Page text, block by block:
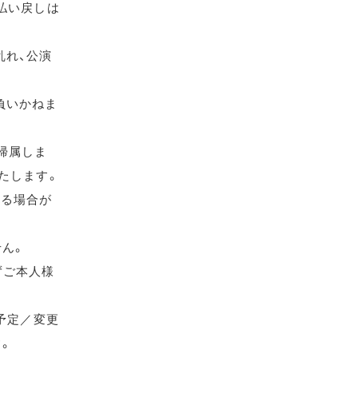
い戻しは
、公演
いかねま
属しま
します。
場合が
。
本人様
定／変更